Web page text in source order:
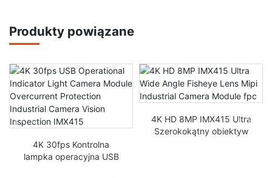
Produkty powiązane
4K 30fps Kontrolna
lampka operacyjna USB
4K HD 8MP IMX415 Ultra
Szerokokątny obiektyw